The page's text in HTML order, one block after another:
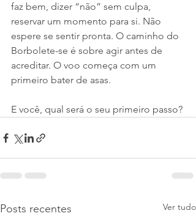
faz bem, dizer “não” sem culpa,
reservar um momento para si. Não
espere se sentir pronta. O caminho do
Borbolete-se é sobre agir antes de
acreditar. O voo começa com um
primeiro bater de asas.
E você, qual será o seu primeiro passo?
Posts recentes Ver tudo